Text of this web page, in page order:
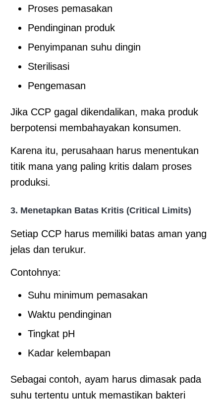
Proses pemasakan
Pendinginan produk
Penyimpanan suhu dingin
Sterilisasi
Pengemasan
Jika CCP gagal dikendalikan, maka produk
berpotensi membahayakan konsumen.
Karena itu, perusahaan harus menentukan
titik mana yang paling kritis dalam proses
produksi.
3. Menetapkan Batas Kritis (Critical Limits)
Setiap CCP harus memiliki batas aman yang
jelas dan terukur.
Contohnya:
Suhu minimum pemasakan
Waktu pendinginan
Tingkat pH
Kadar kelembapan
Sebagai contoh, ayam harus dimasak pada
suhu tertentu untuk memastikan bakteri